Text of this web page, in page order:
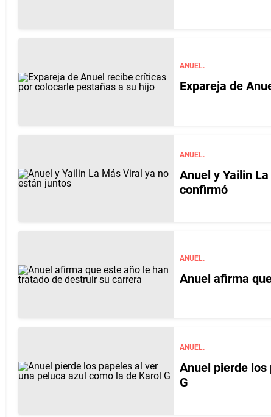
ANUEL.
Expareja de
ANUEL.
Anuel y Yailin
confirmó
ANUEL.
Anuel afirma
ANUEL.
Anuel pierde los
G